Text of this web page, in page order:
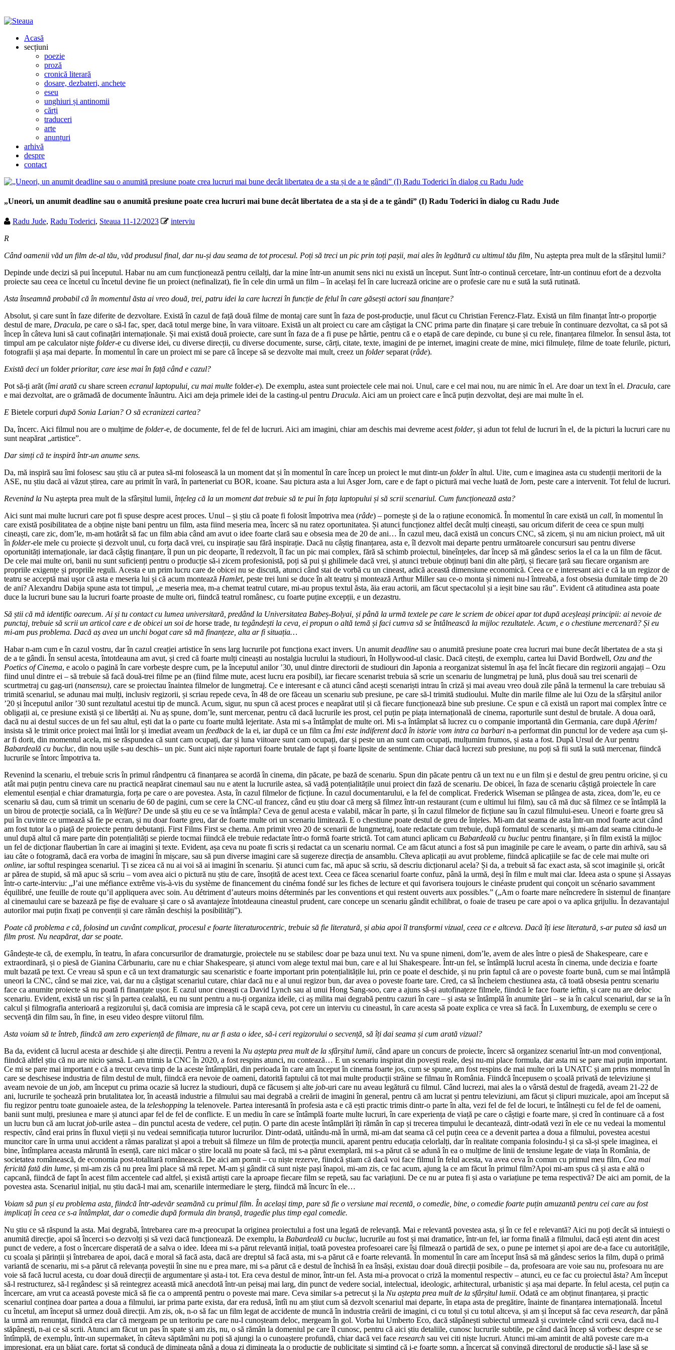
Acasă
secțiuni
poezie
proză
cronică literară
dosare, dezbateri, anchete
eseu
unghiuri și antinomii
cărți
traduceri
arte
anunțuri
arhivă
despre
contact
„Uneori, un anumit deadline sau o anumită presiune poate crea lucruri mai bune decât libertatea de a sta și de a te gândi” (I) Radu Toderici în dialog cu Radu Jude
Radu Jude, Radu Toderici, Steaua 11-12/2023
interviu
R
Când oamenii văd un film de-al tău, văd produsul final, dar nu-și dau seama de tot procesul. Poți să treci un pic prin toți pașii, mai ales în legătură cu ultimul tău film, Nu aștepta prea mult de la sfârșitul lumii?
Depinde unde decizi să pui începutul. Habar nu am cum funcționează pentru ceilalți, dar la mine într-un anumit sens nici nu există un început. Sunt într-o continuă cercetare, într-un continuu efort de a dezvolta
proiecte sau ceea ce încetul cu încetul devine fie un proiect (nefinalizat), fie în cele din urmă un film – în același fel în care lucrează oricine are o profesie care nu e sută la sută rutinată.
Asta înseamnă probabil că în momentul ăsta ai vreo două, trei, patru idei la care lucrezi în funcție de felul în care găsești actori sau finanțare?
Absolut, și care sunt în faze diferite de dezvoltare. Există în cazul de față două filme de montaj care sunt în faza de post-producție, unul făcut cu Christian Ferencz-Flatz. Există un film finanțat într-o proporție
destul de mare, Dracula, pe care o să-l fac, sper, dacă totul merge bine, în vara viitoare. Există un alt proiect cu care am câștigat la CNC prima parte din finațare și care trebuie în continuare dezvoltat, ca să pot să
încep în câteva luni să caut cofinațări internaționale. Și mai există două proiecte, care sunt în faza de a fi puse pe hârtie, pentru că e o etapă de care depinde, cu bune și cu rele, finanțarea filmelor. În sensul ăsta, tot
timpul am pe calculator niște folder-e cu diverse idei, cu diverse direcții, cu diverse documente, surse, cărți, citate, texte, imagini de pe internet, imagini create de mine, mici filmulețe, filme de toate felurile, picturi,
fotografii și așa mai departe. În momentul în care un proiect mi se pare că începe să se dezvolte mai mult, creez un folderseparat (râde).
Există deci un folderprioritar, care iese mai în față când e cazul?
Pot să-ți arăt (îmi arată cu share screen ecranul laptopului, cu mai multe folder-e). De exemplu, astea sunt proiectele cele mai noi. Unul, care e cel mai nou, nu are nimic în el. Are doar un text în el. Dracula, care
e mai dezvoltat, are o grămadă de documente înăuntru. Aici am deja primele idei de la casting-ul pentru Dracula. Aici am un proiect care e încă puțin dezvoltat, deși are mai multe în el.
E Bietele corpuri după Sonia Larian? O să ecranizezi cartea?
Da, încerc. Aici filmul nou are o mulțime de folder-e, de documente, fel de fel de lucruri. Aici am imagini, chiar am deschis mai devreme acest folder, și adun tot felul de lucruri în el, de la picturi la lucruri care nu
sunt neapărat „artistice”.
Dar simți că te inspiră într-un anume sens.
Da, mă inspiră sau îmi folosesc sau știu că ar putea să-mi folosească la un moment dat și în momentul în care încep un proiect le mut dintr-un folderîn altul. Uite, cum e imaginea asta cu studenții meritorii de la
ASE, nu știu dacă ai văzut știrea, care au primit în vară, în parteneriat cu BOR, icoane. Sau pictura asta a lui Asger Jorn, care e de fapt o pictură mai veche luată de Jorn, peste care a intervenit. Tot felul de lucruri.
Revenind la Nu aștepta prea mult de la sfârșitul lumii , înțeleg că la un moment dat trebuie să te pui în fața laptopului și să scrii scenariul. Cum funcționează asta?
Aici sunt mai multe lucruri care pot fi spuse despre acest proces. Unul – și știu că poate fi folosit împotriva mea (râde) – pornește și de la o rațiune economică. În momentul în care există un call, în momentul în
care există posibilitatea de a obține niște bani pentru un film, asta fiind meseria mea, încerc să nu ratez oportunitatea. Și atunci funcționez altfel decât mulți cineaști, sau oricum diferit de ceea ce spun mulți
cineaști, care zic, dom’le, m-am hotărât să fac un film abia când am avut o idee foarte clară sau e obsesia mea de 20 de ani… În cazul meu, dacă există un concurs CNC, să zicem, și nu am niciun proiect, mă uit
în folder-ele mele cu proiecte și dezvolt unul, cu forța dacă vrei, cu inspirație sau fără inspirație. Dacă nu câștig finanțarea, asta e, îl dezvolt mai departe pentru următoarele concursuri sau pentru diverse
oportunități internaționale, iar dacă câștig finanțare, îl pun un pic deoparte, îl redezvolt, îl fac un pic mai complex, fără să schimb proiectul, bineînțeles, dar încep să mă gândesc serios la el ca la un film de făcut.
De cele mai multe ori, banii nu sunt suficienți pentru o producție să-i zicem profesionistă, poți să pui și ghilimele dacă vrei, și atunci trebuie obținuți bani din alte părți, și fiecare țară sau fiecare organism are
propriile exigențe și propriile reguli. Acesta e un prim lucru care de obicei nu se discută, atunci când stai de vorbă cu un cineast, adică această dimensiune economică. Ceea ce e interesant aici e că la un regizor de
teatru se acceptă mai ușor că asta e meseria lui și că acum montează Hamlet, peste trei luni se duce în alt teatru și montează Arthur Miller sau ce-o monta și nimeni nu-l întreabă, a fost obsesia dumitale timp de 20
de ani? Alexandru Dabija spune asta tot timpul, „e meseria mea, m-a chemat teatrul cutare, mi-au propus textul ăsta, ăia erau actorii, am făcut spectacolul și a ieșit bine sau rău”. Evident că atitudinea asta poate
duce la lucruri bune sau la lucruri foarte proaste de multe ori, fiindcă teatrul românesc, cu foarte puține excepții, e un dezastru.
Să știi că mă identific oarecum. Ai și tu contact cu lumea universitară, predând la Universitatea Babeș-Bolyai, și până la urmă textele pe care le scriem de obicei apar tot după aceșleași principii: ai nevoie de
punctaj, trebuie să scrii un articol care e de obicei un soi de horse trade , tu tegândești la ceva, ei propun o altă temă și faci cumva să se întâlnească la mijloc rezultatele. Acum, e o chestiune mercenară? Și eu
mi-am pus problema. Dacă aș avea un unchi bogat care să mă finanțeze, alta ar fi situația…
Habar n-am cum e în cazul vostru, dar în cazul creației artistice în sens larg lucrurile pot funcționa exact invers. Un anumit deadline sau o anumită presiune poate crea lucruri mai bune decât libertatea de a sta și
de a te gândi. În sensul acesta, întotdeauna am avut, și cred că foarte mulți cineaști au nostalgia lucrului la studiouri, în Hollywood-ul clasic. Dacă citești, de exemplu, cartea lui David Bordwell, Ozu and the
Poetics of Cinema, e acolo o pagină în care vorbește despre cum, pe la începutul anilor ’30, unul dintre directorii de studiouri din Japonia a reorganizat sistemul în așa fel încât fiecare din regizorii angajați – Ozu
fiind unul dintre ei – să trebuie să facă două-trei filme pe an (fiind filme mute, acest lucru era posibil), iar fiecare scenarist trebuia să scrie un scenariu de lungmetraj pe lună, plus două sau trei scenarii de
scurtmetraj cu gag-uri (nansensu), care se proiectau înaintea filmelor de lungmetraj. Ce e interesant e că atunci când acești scenariști intrau în criză și mai aveau vreo două zile până la termenul la care trebuiau să
trimită scenariul, se adunau mai mulți, inclusiv regizorii, și scriau repede ceva, în 48 de ore făceau un scenariu sub presiune, pe care să-l trimită studioului. Multe din marile filme ale lui Ozu de la sfârșitul anilor
’20 și începutul anilor ’30 sunt rezultatul acestui tip de muncă. Acum, sigur, nu spun că acest proces e neapărat util și că fiecare funcționează bine sub presiune. Ce spun e că există un raport mai complex între ce
obligații ai, ce presiune există și ce libertăți ai. Nu aș spune, dom’le, sunt mercenar, pentru că dacă lucrurile ies prost, cel puțin pe piața internațională de cinema, raporturile sunt destul de brutale. A doua oară,
dacă nu ai destul succes de un fel sau altul, ești dat la o parte cu foarte multă lejeritate. Asta mi s-a întâmplat de multe ori. Mi s-a întâmplat să lucrez cu o companie importantă din Germania, care după Aferim!
insista să le trimit orice proiect mai întâi lor și imediat aveam un feedbackde la ei, iar după ce un film ca Îmi este indiferent dacă în istorie vom intra ca barbari n-a performat din punctul lor de vedere așa cum și-
ar fi dorit, din momentul acela, mi se răspundea că sunt cam ocupați, dar și luna viitoare sunt cam ocupați, dar și peste un an sunt cam ocupați, mulțumim frumos, și asta a fost. După Ursul de Aur pentru
Babardeală cu bucluc, din nou ușile s-au deschis– un pic. Sunt aici niște raporturi foarte brutale de fapt și foarte lipsite de sentimente. Chiar dacă lucrezi sub presiune, nu poți să fii sută la sută mercenar, fiindcă
lucrurile se întorc împotriva ta.
Revenind la scenariu, el trebuie scris în primul rândpentru că finanțarea se acordă în cinema, din păcate, pe bază de scenariu. Spun din păcate pentru că un text nu e un film și e destul de greu pentru oricine, și cu
atât mai puțin pentru cineva care nu practică neapărat cinemaul sau nu e atent la lucrurile astea, să vadă potențialitățile unui proiect din fază de scenariu. De obicei, în faza de scenariu câștigă proiectele în care
elementul esențial e chiar dramaturgia, forța pe care o are povestea. Asta, în cazul filmelor de ficțiune. În cazul documentarului, e la fel de complicat. Frederick Wiseman se plângea de asta, zicea, dom’le, eu ce
scenariu să dau, cum să trimit un scenariu de 60 de pagini, cum se cere la CNC-ul francez, când eu știu doar că merg să filmez într-un restaurant (cum e ultimul lui film), sau că mă duc să filmez ce se întâmplă la
un birou de protecție socială, ca în Welfare? De unde să știu eu ce se va întâmpla? Ceva de genul acesta e valabil, măcar în parte, și în cazul filmelor de ficțiune sau în cazul filmului-eseu. Uneori e foarte greu să
pui în cuvinte ce urmează să fie pe ecran, și nu doar foarte greu, dar de foarte multe ori un scenariu limitează. E o chestiune poate destul de greu de înțeles. Mi-am dat seama de asta într-un mod foarte acut când
am fost tutor la o piață de proiecte pentru debutanți. First Films First se chema. Am primit vreo 20 de scenarii de lungmetraj, toate redactate cum trebuie, după formatul de scenariu, și mi-am dat seama citindu-le
unul după altul că mare parte din potențialități se pierde tocmai fiindcă ele trebuie redactate într-o formă foarte strictă. Tot cam atunci aplicam cu Babardeală cu bucluc pentru finanțare, și în film există la mijloc
un fel de dicționar flaubertian în care ai imagini și texte. Evident, așa ceva nu poate fi scris și redactat ca un scenariu normal. Ce am făcut atunci a fost să pun imaginile pe care le aveam, o parte din arhivă, sau să
iau câte o fotogramă, dacă era vorba de imagini în mișcare, sau să pun diverse imagini care să sugereze direcția de ansamblu. Cîteva aplicații au avut probleme, fiindcă aplicațiile se fac de cele mai multe ori
online, iar softul respingea scenariul. Ți se zicea că nu ai voi să ai imagini în scenariu. Și atunci cum fac, mă apuc să scriu, să descriu dicționarul acela? Și da, a trebuit să fac exact asta, să scot imaginile și, oricât
ar părea de stupid, să mă apuc să scriu – vom avea aici o pictură nu știu de care, însoțită de acest text. Ceea ce făcea scenariul foarte confuz, până la urmă, deși în film e mult mai clar. Ideea asta o spune și Assayas
într-o carte-interviu: „J’ai une méfiance extrême vis-à-vis du système de financement du cinéma fondé sur les fiches de lecture et qui favorisera toujours le cinéaste prudent qui conçoit un scénario savamment
équilibré, une feuille de route qu’il appliquera avec soin. Au détriment d’auteurs moins déterminés par les conventions et qui restent ouverts aux possibles.” („Am o foarte mare neîncredere în sistemul de finanțare
al cinemaului care se bazează pe fișe de evaluare și care o să avantajeze întotdeauna cineastul prudent, care concepe un scenariu gândit echilibrat, o foaie de traseu pe care apoi o va aplica grijuliu. În dezavantajul
autorilor mai puțin fixați pe convenții și care rămân deschiși la posibilități”).
Poate că problema e că, folosind un cuvânt complicat, procesul e foarte literaturocentric, trebuie să fie literatură, și abia apoi îl transformi vizual, ceea ce e altceva. Dacă îți iese literatură, s-ar putea să iasă un
film prost. Nu neapărat, dar se poate.
Gândește-te că, de exemplu, în teatru, în afara concursurilor de dramaturgie, proiectele nu se stabilesc doar pe baza unui text. Nu va spune nimeni, dom’le, avem de ales între o piesă de Shakespeare, care e
extraordinară, și o piesă de Gianina Cărbunariu, care nu e chiar Shakespeare, și atunci vom alege textul mai bun, care e al lui Shakespeare. Într-un fel, se întâmplă lucrul acesta în cinema, unde decizia e foarte
mult bazată pe text. Ce vreau să spun e că un text dramaturgic sau scenaristic e foarte important prin potențialitățile lui, prin ce poate el deschide, și nu prin faptul că are o poveste foarte bună, cum se mai întâmplă
uneori la CNC, când se mai zice, vai, dar nu a câștigat scenariul cutare, chiar dacă nu e al unui regizor bun, dar avea o poveste foarte tare. Cred, ca să încheiem chestiunea asta, că toată obsesia pentru scenariu
face ca anumite proiecte să nu poată fi finanțate ușor. E cazul unor cineaști ca David Lynch sau al unui Hong Sang-soo, care a ajuns să-și autofinațeze filmele, fiindcă le face foarte ieftin, și care nu are deloc
scenariu. Evident, există un risc și în partea cealaltă, eu nu sunt pentru a nu-ți organiza ideile, ci aș milita mai degrabă pentru cazuri în care – și asta se întâmplă în anumite țări – se ia în calcul scenariul, dar se ia în
calcul și filmografia anterioară a regizorului și, dacă comisia are impresia că le scapă ceva, pot cere un interviu cu cineastul, în care acesta să poate explica ce vrea să facă. În Luxemburg, de exemplu se cere o
secvență din film sau, în fine, in eseu video despre viitorul film.
Asta voiam să te întreb, fiindcă am zero experiență de filmare, nu ar fi asta o idee, să-i ceri regizorului o secvență, să îți dai seama și cum arată vizual?
Ba da, evident că lucrul acesta ar deschide și alte direcții. Pentru a reveni la Nu aștepta prea mult de la sfârșitul lumii, când apare un concurs de proiecte, încerc să organizez scenariul într-un mod convențional,
fiindcă altfel știu că nu are nicio șansă. L-am trimis la CNC în 2020, a fost respins atunci, nu contează… E un scenariu inspirat din povești reale, deși nu-mi place formula, dar asta mi se pare mai puțin important.
Ce mi se pare mai important e că a trecut ceva timp de la aceste întâmplări, din perioada în care am început în cinema foarte jos, cum se spune, am fost respins de mai multe ori la UNATC și am prins momentul în
care se deschisese industria de film destul de mult, fiindcă era nevoie de oameni, datorită faptului că tot mai multe producții străine se filmau în România. Fiindcă începusem o școală privată de televiziune și
aveam nevoie de un job, am început cu prima ocazie să lucrez la studiouri, după ce făcusem și alte job-uri care nu aveau legătură cu filmul. Când lucrezi, mai ales la o vârstă destul de fragedă, aveam 21-22 de
ani, lucrurile te șochează prin brutalitatea lor, în această industrie a filmului sau mai degrabă a creării de imagini în general, pentru că am lucrat și pentru televiziuni, am făcut și clipuri muzicale, apoi am început să
fiu regizor pentru toate gunoaiele astea, de la teleshopping la telenovele. Partea interesantă în profesia asta e că ești practic trimis dintr-o parte în alta, vezi fel de fel de locuri, te întâlnești cu fel de fel de oameni,
banii sunt mulți, presiunea e mare și atunci apar fel de fel de conflicte. E un mediu în care se întâmplă foarte multe lucruri, în care experiența de viață pe care o câștigi e foarte mare, și cred în continuare că a fost
un lucru bun că am lucrat job-urile astea – din punctul acesta de vedere, cel puțin. O parte din aceste întâmplări îți rămân în cap și trecerea timpului le decantează, dintr-odată vezi în ele ce nu vedeai la momentul
respectiv, când erai prins în fluxul vieții și nu vedeai semnificația tuturor lucrurilor. Dintr-odată, uitându-mă în urmă, mi-am dat seama că cel puțin ceea ce a devenit partea a doua a filmului, povestea acestui
muncitor care în urma unui accident a rămas paralizat și apoi a trebuit să filmeze un film de protecția muncii, aparent pentru educația celorlalți, dar în realitate compania folosindu-l și ca să-și spele imaginea, ei
bine, întîmplarea aceasta măruntă în esență, care nici măcar o știre locală nu poate să facă, mi s-a părut exemplară, mi s-a părut că se adună în ea o mulțime de linii de tensiune legate de viața în România, de
societatea românească, de economia post-totalitară românească. De aici am pornit – cu niște rezerve, fiindcă știam că dacă voi face filmul în felul acesta, va avea ceva în comun cu primul meu film, Cea mai
fericită fată din lume, și mi-am zis că nu prea îmi place să mă repet. M-am și gândit că sunt niște pași înapoi, mi-am zis, ce fac acum, ajung la ce am făcut în primul film?Apoi mi-am spus că și asta e altă o
capcană, fiindcă de fapt în acest film accentele cad altfel, și există artiști care la aproape fiecare film se repetă, sau fac variațiuni. De ce nu ar putea fi și asta o variațiune pe tema respectivă? De aici am pornit, de la
povestea asta. Scenariul inițial, nu știu dacă-l mai am, scenariile intermediare le șterg, fiindcă mă încurc în ele…
Voiam să pun și eu problema asta, fiindcă într-adevăr seamănă cu primul film. În același timp, pare să fie o versiune mai recentă, o comedie, bine, o comedie foarte puțin amuzantă pentru cei care au fost
implicați în ceea ce s-a întâmplat, dar o comedie după formula din branșă, tragedie plus timp egal comedie.
Nu știu ce să răspund la asta. Mai degrabă, întrebarea care m-a preocupat la originea proiectului a fost una legată de relevanță. Mai e relevantă povestea asta, și în ce fel e relevantă? Aici nu poți decât să intuiești o
anumită direcție, apoi să încerci s-o dezvolți și să vezi dacă funcționează. De exemplu, la Babardeală cu bucluc, lucrurile au fost și mai dramatice, într-un fel, iar forma finală a filmului, dacă ești atent din acest
punct de vedere, a fost o încercare disperată de a salva o idee. Ideea mi s-a părut relevantă inițial, toată povestea profesoarei care își filmează o partidă de sex, o pune pe internet și apoi are de-a face cu autoritățile,
cu școala și părinții și întrebarea de apoi, dacă e moral să facă asta, dacă are dreptul să facă asta, mi s-a părut că e foarte relevantă. În momentul în care am început însă să mă gândesc serios la film, după o primă
variantă de scenariu, mi s-a părut că relevanța poveștii în sine nu e prea mare, mi s-a părut că e destul de închisă în ea însăși, existau doar două direcții posibile – da, profesoara are voie sau nu, profesoara nu are
voie să facă lucrul acesta, cu doar două direcții de argumentare și asta-i tot. Era ceva destul de minor, într-un fel. Asta mi-a provocat o criză la momentul respectiv – atunci, eu ce fac cu proiectul ăsta? Am început
să-l restructurez, să-l regândesc și să reintegrez această mică anecdotă într-un peisaj mai larg, din punct de vedere social, intelectual, ideologic, arhitectural, urbanistic și așa mai departe. În felul acesta, cel puțin ca
încercare, am vrut ca această poveste mică să fie ca o amprentă pentru o poveste mai mare. Ceva similar s-a petrecut și la Nu aștepta prea mult de la sfârșitul lumii. Odată ce am obținut finanțarea, și practic
scenariul conținea doar partea a doua a filmului, iar prima parte exista, dar era redusă, întîi nu am știut cum să dezvolt scenariul mai departe, în etapa asta de pregătire, înainte de finanțarea internațională. Încetul
cu încetul, am început să urmez două direcții. Am zis, ok, n-o să fac un film legat de accidente de muncă în industria creării de imagini, ci cu totul și cu totul altceva, și am și început să fac ceva research, dar până
la urmă am renunțat, fiindcă era clar că mergeam pe un teritoriu pe care nu-l cunoșteam deloc, mergeam în gol. Vorba lui Umberto Eco, dacă stăpânești subiectul urmează și cuvintele când scrii ceva, dacă nu-l
stăpânești, n-ai ce să scrii. Atunci am făcut un pas în spate și am zis, nu, o să rămân la domeniul pe care îl cunosc, pentru că aici știu detaliile, cunosc lucrurile subtile, pe când dacă încep să vorbesc despre ce se
întîmplă, de exemplu, într-un supermaket, în câteva săptămâni nu poți să ajungi la o cunoaștere profundă, chiar dacă vei face research sau vei citi niște lucruri. Atunci mi-am amintit de altă poveste care m-a
impresionat, era un băiat care, forțat să conducă de dimineața până a doua zi dimineața la o producție de publicitate și simțind că i-e foarte somn, a încercat să convingă directorul de producție să-l lase să se